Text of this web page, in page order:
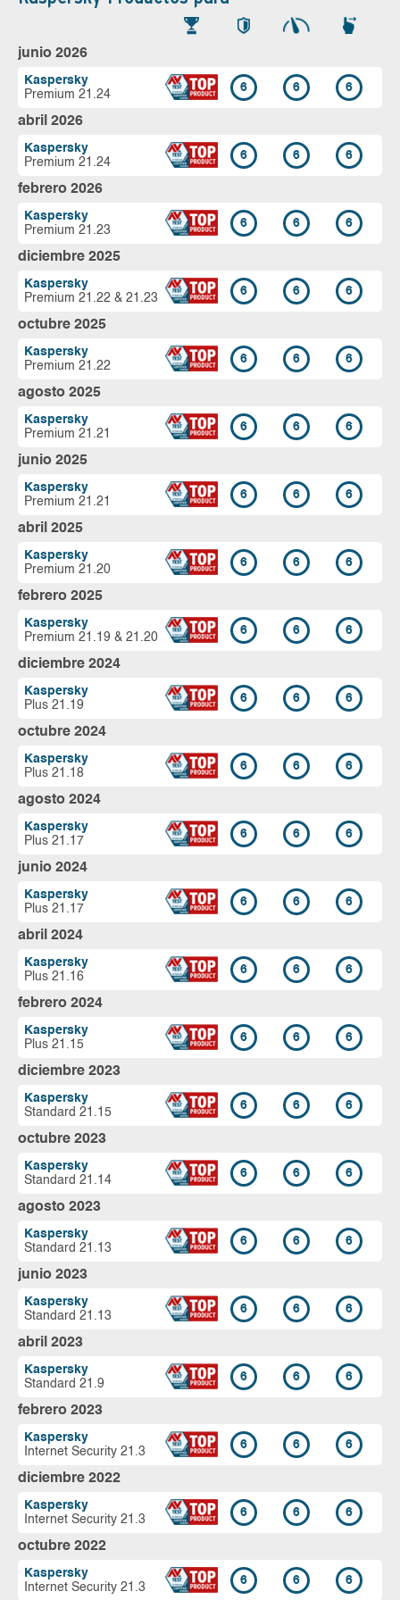
junio 2026
Kaspersky
Premium 21.24
6 6 6
abril 2026
Kaspersky
Premium 21.24
6 6 6
febrero 2026
Kaspersky
Premium 21.23
6 6 6
diciembre 2025
Kaspersky
Premium 21.22 & 21.23
6 6 6
octubre 2025
Kaspersky
Premium 21.22
6 6 6
agosto 2025
Kaspersky
Premium 21.21
6 6 6
junio 2025
Kaspersky
Premium 21.21
6 6 6
abril 2025
Kaspersky
Premium 21.20
6 6 6
febrero 2025
Kaspersky
Premium 21.19 & 21.20
6 6 6
diciembre 2024
Kaspersky
Plus 21.19
6 6 6
octubre 2024
Kaspersky
Plus 21.18
6 6 6
agosto 2024
Kaspersky
Plus 21.17
6 6 6
junio 2024
Kaspersky
Plus 21.17
6 6 6
abril 2024
Kaspersky
Plus 21.16
6 6 6
febrero 2024
Kaspersky
Plus 21.15
6 6 6
diciembre 2023
Kaspersky
Standard 21.15
6 6 6
octubre 2023
Kaspersky
Standard 21.14
6 6 6
agosto 2023
Kaspersky
Standard 21.13
6 6 6
junio 2023
Kaspersky
Standard 21.13
6 6 6
abril 2023
Kaspersky
Standard 21.9
6 6 6
febrero 2023
Kaspersky
Internet Security 21.3
6 6 6
diciembre 2022
Kaspersky
Internet Security 21.3
6 6 6
octubre 2022
Kaspersky
Internet Security 21.3
6 6 6